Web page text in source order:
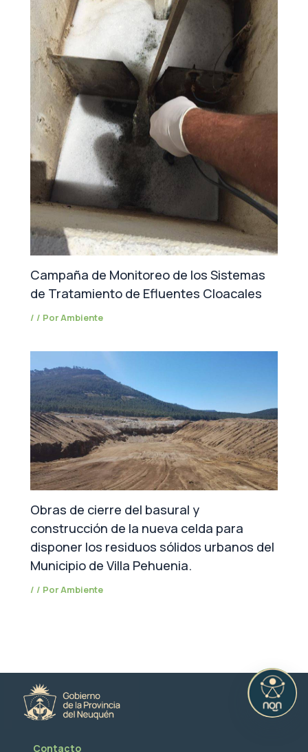
Campaña de Monitoreo de los Sistemas
de Tratamiento de Efluentes Cloacales
/ / PorAmbiente
Obras de cierre del basural y
construcción de la nueva celda para
disponer los residuos sólidos urbanos del
Municipio de Villa Pehuenia.
/ / PorAmbiente
Contacto